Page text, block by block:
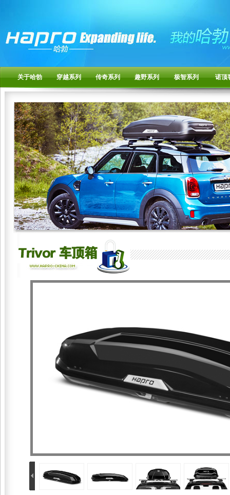
关于哈勃 穿越系列 传奇系列 趣野系列 极智系列 诺顶